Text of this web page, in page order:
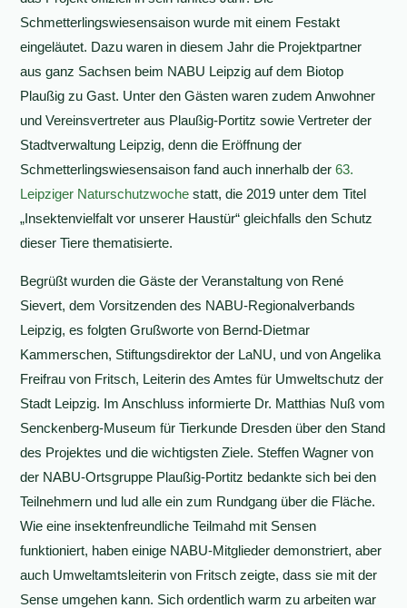
Schmetterlingswiesensaison wurde mit einem Festakt
eingeläutet. Dazu waren in diesem Jahr die Projektpartner
aus ganz Sachsen beim NABU Leipzig auf dem Biotop
Plaußig zu Gast. Unter den Gästen waren zudem Anwohner
und Vereinsvertreter aus Plaußig-Portitz sowie Vertreter der
Stadtverwaltung Leipzig, denn die Eröffnung der
Schmetterlingswiesensaison fand auch innerhalb der63.
Leipziger Naturschutzwoche statt, die 2019 unter dem Titel
„Insektenvielfalt vor unserer Haustür“ gleichfalls den Schutz
dieser Tiere thematisierte.
Begrüßt wurden die Gäste der Veranstaltung von René
Sievert, dem Vorsitzenden des NABU-Regionalverbands
Leipzig, es folgten Grußworte von Bernd-Dietmar
Kammerschen, Stiftungsdirektor der LaNU, und von Angelika
Freifrau von Fritsch, Leiterin des Amtes für Umweltschutz der
Stadt Leipzig. Im Anschluss informierte Dr. Matthias Nuß vom
Senckenberg-Museum für Tierkunde Dresden über den Stand
des Projektes und die wichtigsten Ziele. Steffen Wagner von
der NABU-Ortsgruppe Plaußig-Portitz bedankte sich bei den
Teilnehmern und lud alle ein zum Rundgang über die Fläche.
Wie eine insektenfreundliche Teilmahd mit Sensen
funktioniert, haben einige NABU-Mitglieder demonstriert, aber
auch Umweltamtsleiterin von Fritsch zeigte, dass sie mit der
Sense umgehen kann. Sich ordentlich warm zu arbeiten war